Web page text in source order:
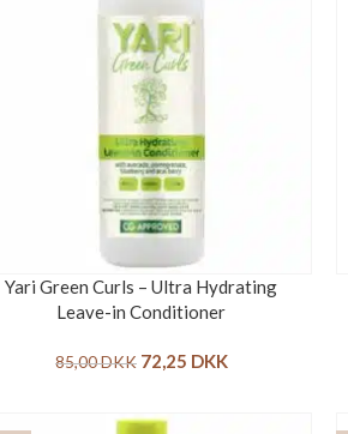
Yari Green Curls – Ultra Hydrating
Leave-in Conditioner
85,00DKK 72,25 DKK